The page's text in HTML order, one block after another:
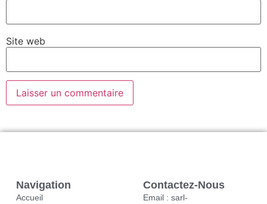
Site web
Navigation
Accueil
Contactez-Nous
Email : sarl-